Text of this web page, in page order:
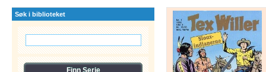
Søk i biblioteket